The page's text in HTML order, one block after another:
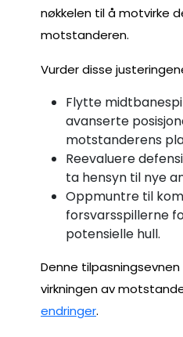
nøkkelen til å motvirke
motstanderen.
Vurder disse
Flytte
avanserte
motstanderens
Reevaluere
ta hensyn til nye
Oppmuntre til
forsvarsspillerne
potensielle hull.
Denne
virkningen av
endringer.